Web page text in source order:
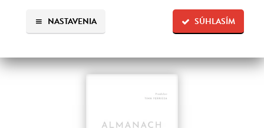
SÚHLASÍM
NASTAVENIA
33,75 €